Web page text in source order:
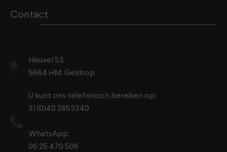
Contact
Heuvel 53
5664 HM, Geldrop
U kunt ons telefonisch bereiken op:
31 (0)40 2853340
WhatsApp:
06 25 470 508